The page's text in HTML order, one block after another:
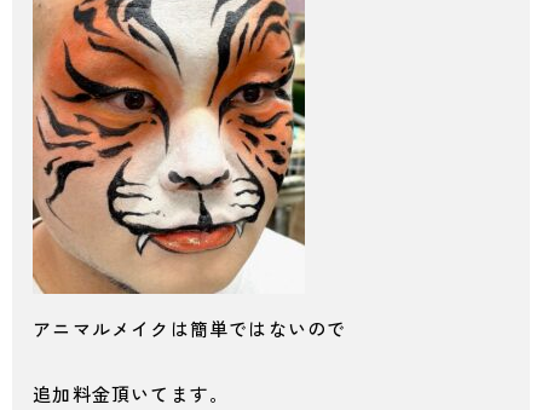
アニマルメイクは簡単ではないので
追加料金頂いてます。